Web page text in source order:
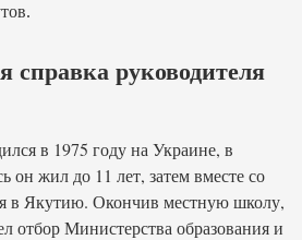
справка руководителя
в 1975 году на Украине, в
он жил до 11 лет, затем вместе со
в Якутию. Окончив местную школу,
Министерства образования и